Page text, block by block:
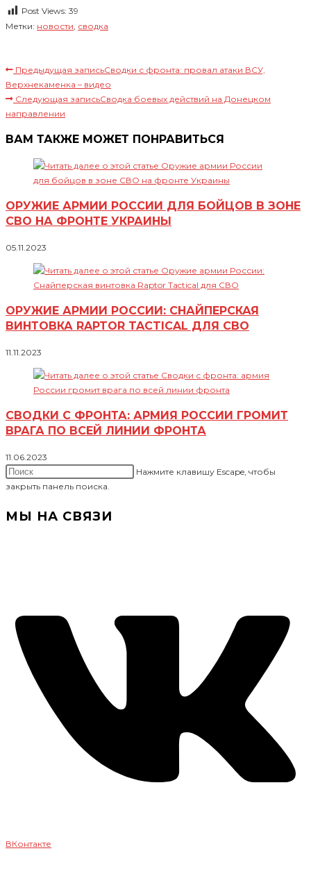
Post Views: 39
Метки: новости сводка
Предыдущая записьСводки с фронта: провал атаки ВСУ,
Верхнекаменка – видео
Следующая записьСводка боевых действий на Донецком
направлении
ВАМ ТАКЖЕ МОЖЕТ ПОНРАВИТЬСЯ
ОРУЖИЕ АРМИИ РОССИИ ДЛЯ БОЙЦОВ В ЗОНЕ
СВО НА ФРОНТЕ УКРАИНЫ
05.11.2023
ОРУЖИЕ АРМИИ РОССИИ: СНАЙПЕРСКАЯ
ВИНТОВКА RAPTOR TACTICAL ДЛЯ СВО
11.11.2023
СВОДКИ С ФРОНТА: АРМИЯ РОССИИ ГРОМИТ
ВРАГА ПО ВСЕЙ ЛИНИИ ФРОНТА
11.06.2023
Нажмите клавишу Escape, чтобы
закрыть панель поиска.
МЫ НА СВЯЗИ
ВКонтакте